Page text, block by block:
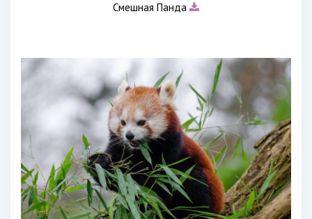
Смешная Панда